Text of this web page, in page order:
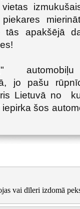
tās apakšējā
jo pašu
Lietuvā no
iepirka šos
vai dīleri izdomā